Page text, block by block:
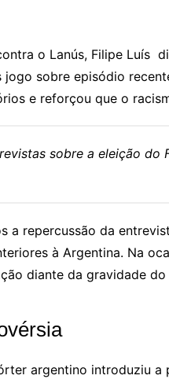
o Lanús, Filipe Luís
sobre episódio
e reforçou que o
sobre a eleição
a repercussão da
à Argentina. Na
diante da gravidade do
argentino introduziu